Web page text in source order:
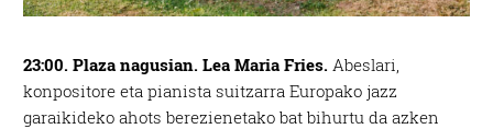
23:00. Plaza nagusian. Lea Maria Fries. Abeslari,
konpositore eta pianista suitzarra Europako jazz
garaikideko ahots berezienetako bat bihurtu da azken